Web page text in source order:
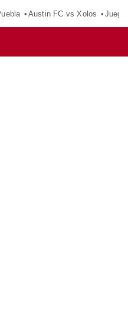
Austin FC vs Xolos